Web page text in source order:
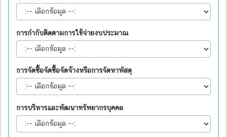
การกำกับติดตามการใช้จ่ายงบประมาณ
การจัดซื้อจัดซื้อจัดจ้างหรือการจัดหาพัสดุ
การบริหารและพัฒนาทรัพยากรบุคคล